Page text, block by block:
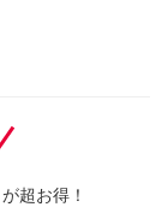
超お得！